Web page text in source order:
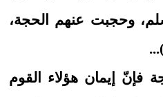
وحجبت عنهم الحجة،
فإنّ إيمان هؤلاء القوم